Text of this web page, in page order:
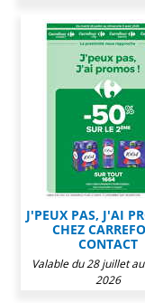
J'PEUX PAS, J'AI
CHEZ
CONTACT
Valable du 28 juillet
2026